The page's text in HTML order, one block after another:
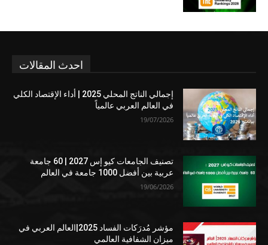
احدث المقالات
إجمالي الناتج المحلي 2025 | أداء الإقتصاد الكلي
في العالم العربي عالمياً
19/07/2026
تصنيف الجامعات كيو إس 2027 | 60 جامعة
عربية بين أفضل 1000 جامعة في العالم
19/06/2026
مؤشر مُدرَكات الفساد 2025|العالم العربي في
ميزان الشفافية العالمي